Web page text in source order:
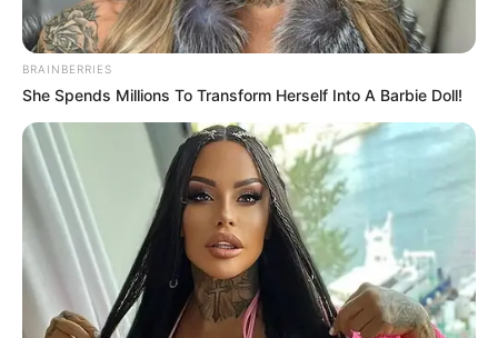
BRAINBERRIES
She Spends Millions To Transform Herself Into A Barbie Doll!